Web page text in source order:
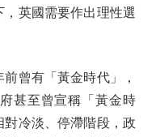
英國需要作出理性選
曾有「黃金時代」，
甚至曾宣稱「黃金時
冷淡、停滯階段，政